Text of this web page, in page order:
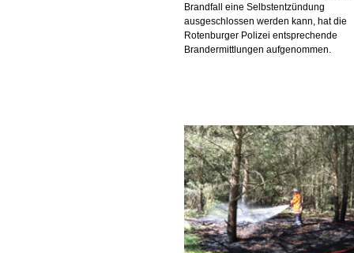
Brandfall eine Selbstentzündung
ausgeschlossen werden kann, hat die
Rotenburger Polizei entsprechende
Brandermittlungen aufgenommen.